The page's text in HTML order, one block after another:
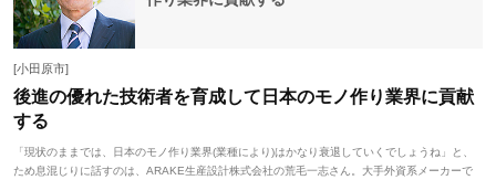
[小田原市]
後進の優れた技術者を育成して日本のモノ作り業界に貢献
する
「現状のままでは、日本のモノ作り業界(業種により)はかなり衰退していくでしょうね」と、
ため息混じりに話すのは、ARAKE生産設計株式会社の荒毛一志さん。大手外資系メーカーで